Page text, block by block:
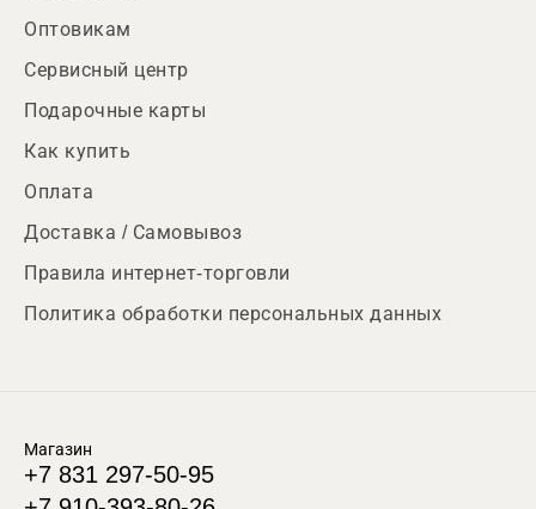
Оптовикам
Сервисный центр
Подарочные карты
Как купить
Оплата
Доставка / Самовывоз
Правила интернет-торговли
Политика обработки персональных данных
Магазин
+7 831 297-50-95